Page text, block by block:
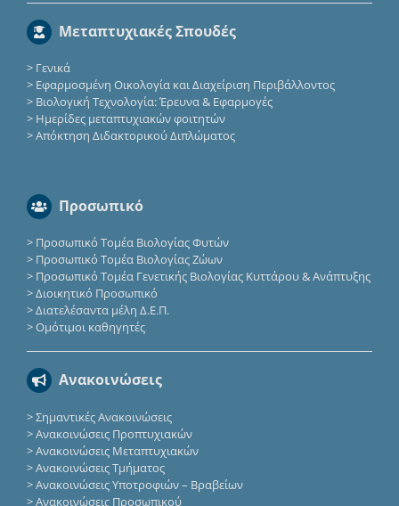
Μεταπτυχιακές Σπουδές
> Γενικά
> Εφαρμοσμένη Οικολογία και Διαχείριση Περιβάλλοντος
>Βιολογική Τεχνολογία: Έρευνα & Εφαρμογές
> Ημερίδες μεταπτυχιακών φοιτητών
>Απόκτηση Διδακτορικού Διπλώματος
Προσωπικό
> Προσωπικό Τομέα Βιολογίας Φυτών
> Προσωπικό Τομέα Βιολογίας Ζώων
> Προσωπικό Τομέα Γενετικής Βιολογίας Κυττάρου & Ανάπτυξης
>Διοικητικό Προσωπικό
>Διατελέσαντα μέλη Δ.Ε.Π.
>Ομότιμοι καθηγητές
Ανακοινώσεις
>Σημαντικές Ανακοινώσεις
>Ανακοινώσεις Προπτυχιακών
>Ανακοινώσεις Μεταπτυχιακών
>Ανακοινώσεις Τμήματος
>Ανακοινώσεις Υποτροφιών – Βραβείων
>Ανακοινώσεις Προσωπικού